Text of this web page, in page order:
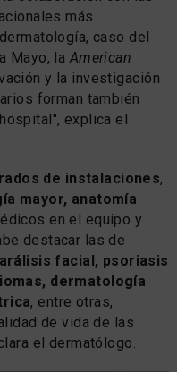
más
caso del
Mayo, la American
y la investigación
forman también
explica el
de instalaciones,
mayor, anatomía
en el equipo y
destacar las de
facial, psoriasis
dermatología
, entre otras,
de vida de las
el dermatólogo.